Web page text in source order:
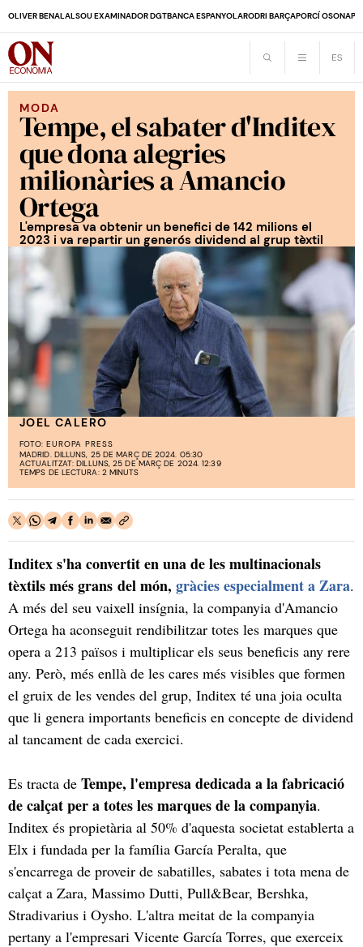
OLIVER BENALALSOU EXAMINADOR DGTBANCA ESPANYOLARODRI BARÇAPORCÍ OSONA
MODA
Tempe, el sabater d'Inditex
que dona alegries
milionàries a Amancio
Ortega
L'empresa va obtenir un benefici de 142 milions el
2023 i va repartir un generós dividend al grup tèxtil
JOEL CALERO
FOTO: EUROPA PRESS
MADRID. DILLUNS, 25 DE MARÇ DE 2024. 05:30
ACTUALITZAT: DILLUNS, 25 DE MARÇ DE 2024. 12:39
TEMPS DE LECTURA: 2 MINUTS
Inditex s'ha convertit en una de les multinacionals
tèxtils més grans del món, gràcies especialment a Zara.
A més del seu vaixell insígnia, la companyia d'Amancio
Ortega ha aconseguit rendibilitzar totes les marques que
opera a 213 països i multiplicar els seus beneficis any rere
any. Però, més enllà de les cares més visibles que formen
el gruix de les vendes del grup, Inditex té una joia oculta
que li genera importants beneficis en concepte de dividend
al tancament de cada exercici.
Es tracta de Tempe, l'empresa dedicada a la fabricació
de calçat per a totes les marques de la companyia.
Inditex és propietària al 50% d'aquesta societat establerta a
Elx i fundada per la família García Peralta, que
s'encarrega de proveir de sabatilles, sabates i tota mena de
calçat a Zara, Massimo Dutti, Pull&Bear, Bershka,
Stradivarius i Oysho. L'altra meitat de la companyia
pertany a l'empresari Vicente García Torres, que exerceix